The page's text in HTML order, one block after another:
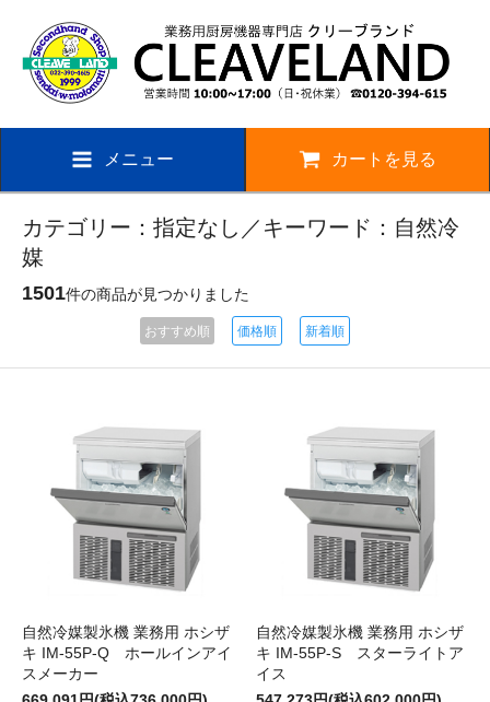
メニュー カートを見る
カテゴリー：指定なし／キーワード：自然冷
媒
1501件の商品が見つかりました
おすすめ順 価格順 新着順
自然冷媒製氷機 業務用 ホシザ
キ IM-55P-Q ホールインアイ
スメーカー
自然冷媒製氷機 業務用 ホシザ
キ IM-55P-S スターライトア
イス